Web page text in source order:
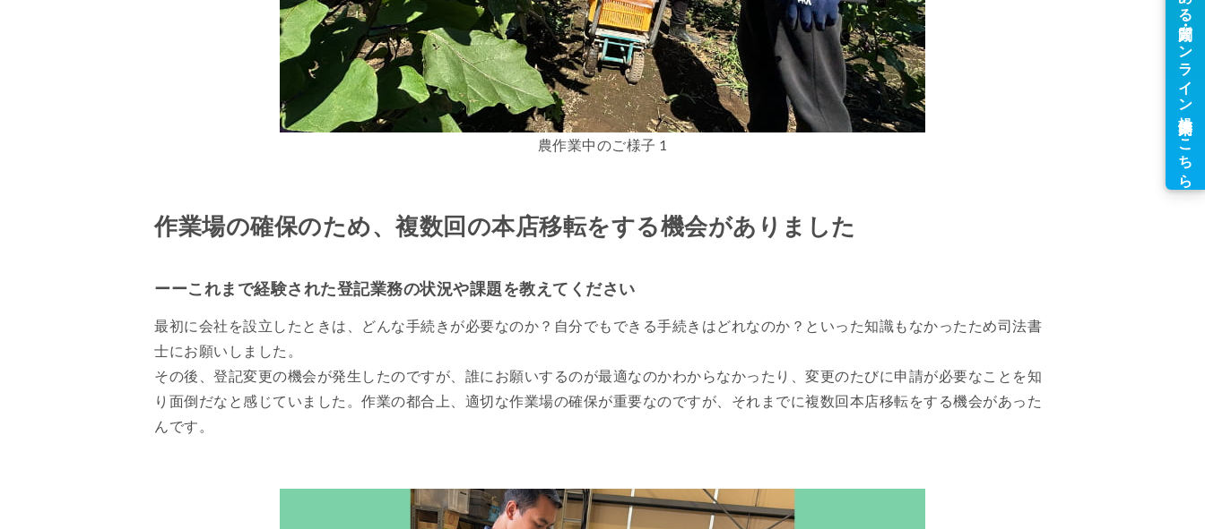
農作業中のご様子 1
作業場の確保のため、複数回の本店移転をする機会がありました
ーーこれまで経験された登記業務の状況や課題を教えてください
最初に会社を設立したときは、どんな手続きが必要なのか？自分でもできる手続きはどれなのか？といった知識もなかったため司法書
士にお願いしました。
その後、登記変更の機会が発生したのですが、誰にお願いするのが最適なのかわからなかったり、変更のたびに申請が必要なことを知
り面倒だなと感じていました。作業の都合上、適切な作業場の確保が重要なのですが、それまでに複数回本店移転をする機会があった
んです。